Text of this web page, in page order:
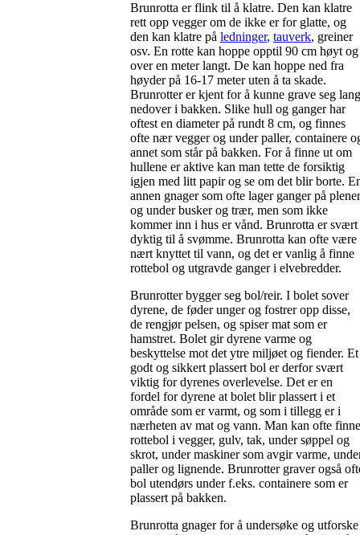
Brunrotta er flink til å klatre. Den kan klatre
rett opp vegger om de ikke er for glatte, og
den kan klatre på ledninger, tauverk, greiner
osv. En rotte kan hoppe opptil 90 cm høyt og
over en meter langt. De kan hoppe ned fra
høyder på 16-17 meter uten å ta skade.
Brunrotter er kjent for å kunne grave seg
nedover i bakken. Slike hull og ganger har
oftest en diameter på rundt 8 cm, og finnes
ofte nær vegger og under paller, containere
annet som står på bakken. For å finne ut om
hullene er aktive kan man tette de forsiktig
igjen med litt papir og se om det blir borte.
annen gnager som ofte lager ganger på plener
og under busker og trær, men som ikke
kommer inn i hus er vånd. Brunrotta er svært
dyktig til å svømme. Brunrotta kan ofte være
nært knyttet til vann, og det er vanlig å finne
rottebol og utgravde ganger i elvebredder.
Brunrotter bygger seg bol/reir. I bolet sover
dyrene, de føder unger og fostrer opp disse,
de rengjør pelsen, og spiser mat som er
hamstret. Bolet gir dyrene varme og
beskyttelse mot det ytre miljøet og fiender. Et
godt og sikkert plassert bol er derfor svært
viktig for dyrenes overlevelse. Det er en
fordel for dyrene at bolet blir plassert i et
område som er varmt, og som i tillegg er i
nærheten av mat og vann. Man kan ofte finne
rottebol i vegger, gulv, tak, under søppel og
skrot, under maskiner som avgir varme,
paller og lignende. Brunrotter graver også
bol utendørs under f.eks. containere som er
plassert på bakken.
Brunrotta gnager for å undersøke og utforske